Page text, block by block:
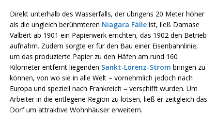
Direkt unterhalb des Wasserfalls, der übrigens 20 Meter höher
als die ungleich berühmteren Niagara Fälle ist, ließ Damase
Valbert ab 1901 ein Papierwerk errichten, das 1902 den Betrieb
aufnahm. Zudem sorgte er für den Bau einer Eisenbahnlinie,
um das produzierte Papier zu den Häfen am rund 160
Kilometer entfernt liegenden Sankt-Lorenz-Strom bringen zu
können, von wo sie in alle Welt – vornehmlich jedoch nach
Europa und speziell nach Frankreich – verschifft wurden. Um
Arbeiter in die entlegene Region zu lotsen, ließ er zeitgleich das
Dorf um attraktive Wohnhäuser erweitern.